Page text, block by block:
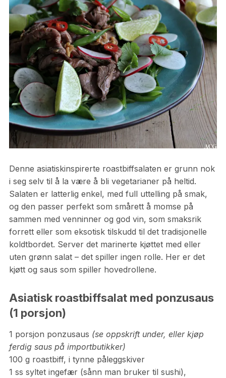
Denne asiatiskinspirerte roastbiffsalaten er grunn nok
i seg selv til å la være å bli vegetarianer på heltid.
Salaten er latterlig enkel, med full uttelling på smak,
og den passer perfekt som smårett å momse på
sammen med venninner og god vin, som smaksrik
forrett eller som eksotisk tilskudd til det tradisjonelle
koldtbordet. Server det marinerte kjøttet med eller
uten grønn salat – det spiller ingen rolle. Her er det
kjøtt og saus som spiller hovedrollene.
Asiatisk roastbiffsalat med ponzusaus
(1 porsjon)
1 porsjon ponzusaus (se oppskrift under, eller kjøp
ferdig saus på importbutikker)
100 g roastbiff, i tynne påleggskiver
1 ss syltet ingefær (sånn man bruker til sushi),